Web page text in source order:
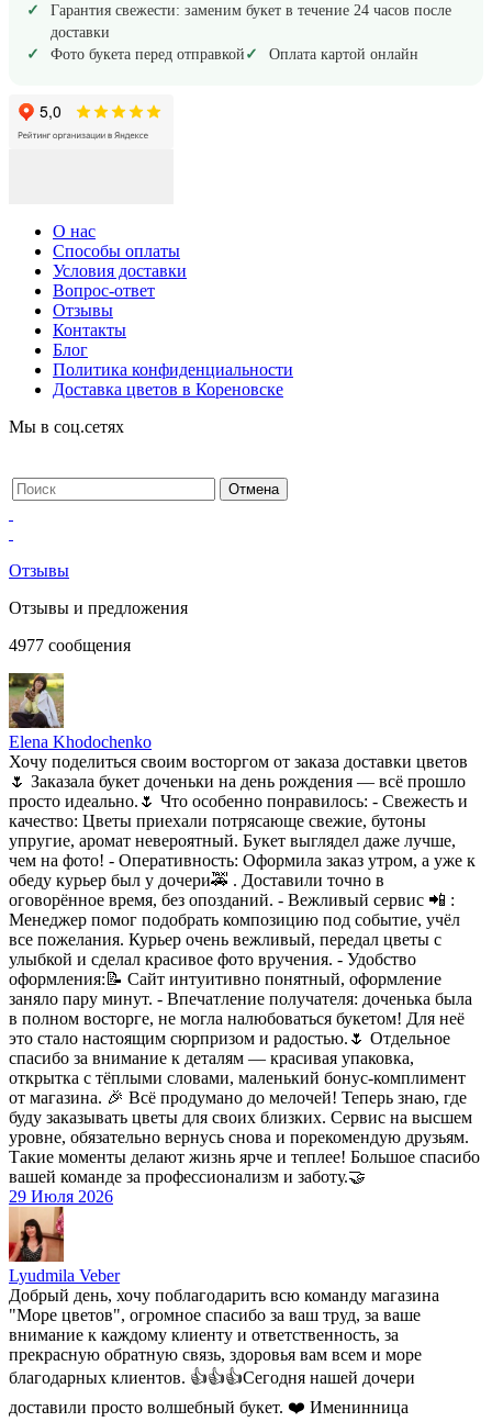
Гарантия свежести: заменим букет в течение 24 часов после
доставки
Фото букета перед отправкой
Оплата картой онлайн
О нас
Способы оплаты
Условия доставки
Вопрос-ответ
Отзывы
Контакты
Блог
Политика конфиденциальности
Доставка цветов в Кореновске
Мы в соц.сетях
Отзывы
Отзывы и предложения
4977 сообщения
Elena Khodochenko
Хочу поделиться своим восторгом от заказа доставки цветов
🌷 Заказала букет доченьки на день рождения — всё прошло
просто идеально.🌷 Что особенно понравилось: - Свежесть и
качество: Цветы приехали потрясающе свежие, бутоны
упругие, аромат невероятный. Букет выглядел даже лучше,
чем на фото! - Оперативность: Оформила заказ утром, а уже к
обеду курьер был у дочери🚕 . Доставили точно в
оговорённое время, без опозданий. - Вежливый сервис 📲 :
Менеджер помог подобрать композицию под событие, учёл
все пожелания. Курьер очень вежливый, передал цветы с
улыбкой и сделал красивое фото вручения. - Удобство
оформления:📝 Сайт интуитивно понятный, оформление
заняло пару минут. - Впечатление получателя: доченька была
в полном восторге, не могла налюбоваться букетом! Для неё
это стало настоящим сюрпризом и радостью.🌷 Отдельное
спасибо за внимание к деталям — красивая упаковка,
открытка с тёплыми словами, маленький бонус-комплимент
от магазина. 🎉 Всё продумано до мелочей! Теперь знаю, где
буду заказывать цветы для своих близких. Сервис на высшем
уровне, обязательно вернусь снова и порекомендую друзьям.
Такие моменты делают жизнь ярче и теплее! Большое спасибо
вашей команде за профессионализм и заботу.🤝
29 Июля 2026
Lyudmila Veber
Добрый день, хочу поблагодарить всю команду магазина
"Море цветов", огромное спасибо за ваш труд, за ваше
внимание к каждому клиенту и ответственность, за
прекрасную обратную связь, здоровья вам всем и море
благодарных клиентов. 👍👍👍Сегодня нашей дочери
доставили просто волшебный букет. ❤️ Именинница